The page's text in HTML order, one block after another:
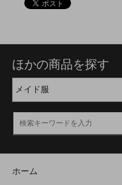
ほかの商品を探す
ホーム